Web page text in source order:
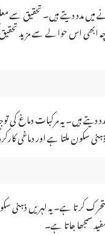
مدد دیتے ہیں۔ تحقیق سے
ابھی اس حوالے سے مزید
دیتے ہیں۔ یہ مرکبات دماغ کی
سکون ملتا ہے اور دماغی
کرتا ہے۔ یہ لہریں
سمجھا جاتا ہے۔